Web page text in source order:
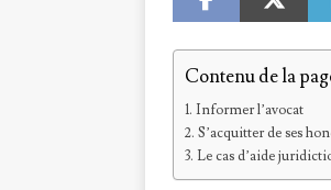
Contenu de la
Informer l’avocat
S’acquitter de ses
Le cas d’aide